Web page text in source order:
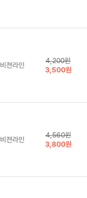
비젼라인
4,200원
3,500원
비젼라인
4,560원
3,800원